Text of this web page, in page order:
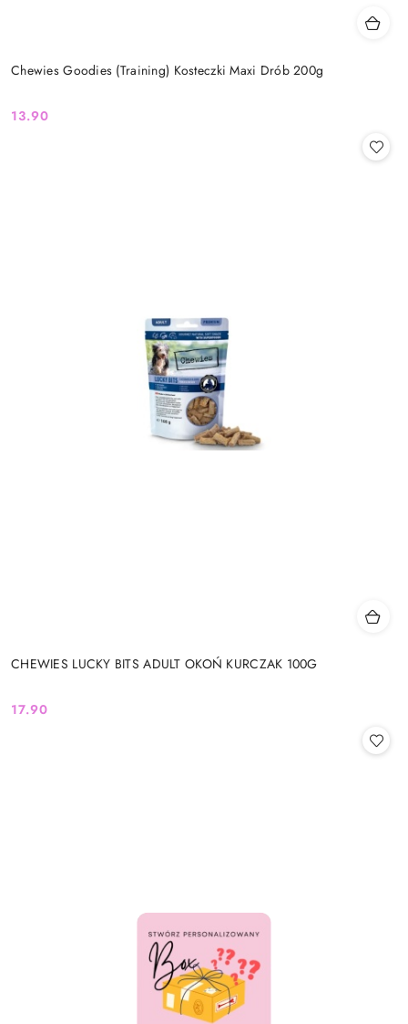
Chewies Goodies (Training) Kosteczki Maxi Drób 200g
Cena:
13.90
CHEWIES LUCKY BITS ADULT OKOŃ KURCZAK 100G
Cena:
17.90